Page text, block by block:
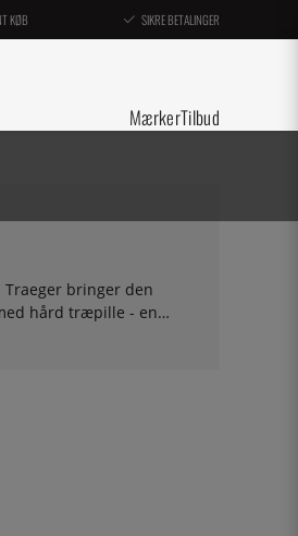
KØB SIKRE BETALINGER
MærkerTilbud
bringer den
hård træpille - en
grillning. Hos os